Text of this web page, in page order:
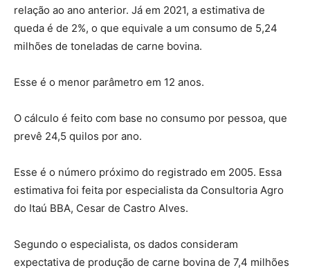
relação ao ano anterior. Já em 2021, a estimativa de
queda é de 2%, o que equivale a um consumo de 5,24
milhões de toneladas de carne bovina.
Esse é o menor parâmetro em 12 anos.
O cálculo é feito com base no consumo por pessoa, que
prevê 24,5 quilos por ano.
Esse é o número próximo do registrado em 2005. Essa
estimativa foi feita por especialista da Consultoria Agro
do Itaú BBA, Cesar de Castro Alves.
Segundo o especialista, os dados consideram
expectativa de produção de carne bovina de 7,4 milhões